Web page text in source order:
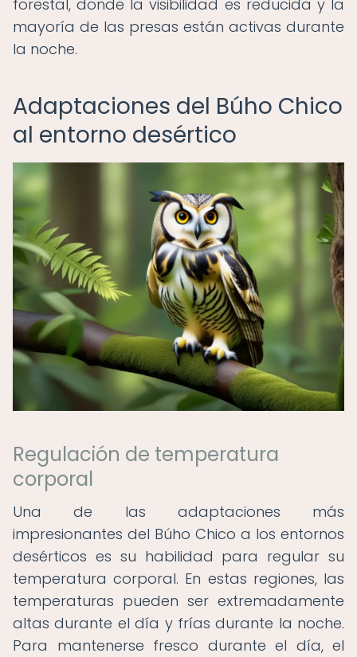
forestal, donde la visibilidad es reducida y la
mayoría de las presas están activas durante
la noche.
Adaptaciones del Búho Chico
al entorno desértico
Regulación de temperatura
corporal
Una de las adaptaciones más
impresionantes del Búho Chico a los entornos
desérticos es su habilidad para regular su
temperatura corporal. En estas regiones, las
temperaturas pueden ser extremadamente
altas durante el día y frías durante la noche.
Para mantenerse fresco durante el día, el